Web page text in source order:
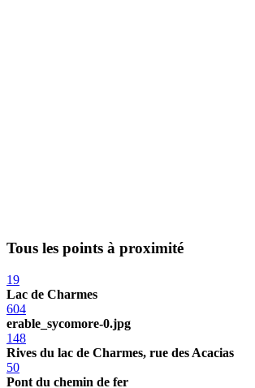
Tous les points à proximité
19
Lac de Charmes
604
erable_sycomore-0.jpg
148
Rives du lac de Charmes, rue des Acacias
50
Pont du chemin de fer